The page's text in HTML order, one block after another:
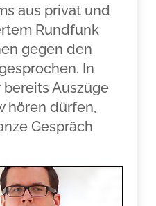
aus privat und
Rundfunk
gegen den
In
bereits Auszüge
hören dürfen,
Gespräch